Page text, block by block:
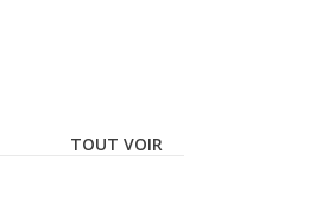
TOUT VOIR